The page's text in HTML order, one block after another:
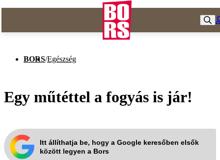
BORS/Egészség
Egy műtéttel a fogyás is jár!
Itt állíthatja be, hogy a Google keresőben elsők
között legyen a Bors